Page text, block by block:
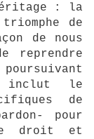
: la
de
de nous
reprendre
inclut le
de
pour
droit et